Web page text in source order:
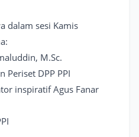
dalam sesi Kamis
M.Sc.
Periset DPP PPI
inspiratif Agus Fanar